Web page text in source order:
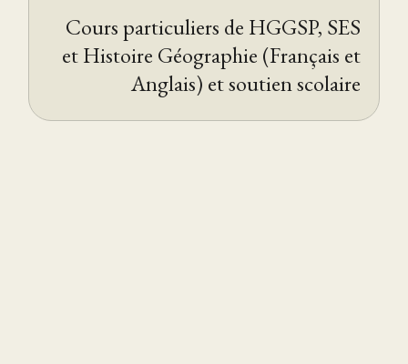
Cours particuliers de HGGSP, SES
et Histoire Géographie (Français et
Anglais) et soutien scolaire